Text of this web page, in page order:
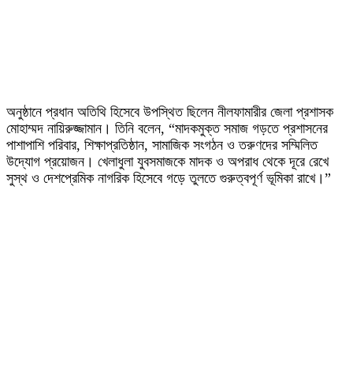
অনুষ্ঠানে প্রধান অতিথি হিসেবে উপস্থিত ছিলেন নীলফামারীর জেলা প্রশাসক
মোহাম্মদ নায়িরুজ্জামান। তিনি বলেন, “মাদকমুক্ত সমাজ গড়তে প্রশাসনের
পাশাপাশি পরিবার, শিক্ষাপ্রতিষ্ঠান, সামাজিক সংগঠন ও তরুণদের সম্মিলিত
উদ্যোগ প্রয়োজন। খেলাধুলা যুবসমাজকে মাদক ও অপরাধ থেকে দূরে রেখে
সুস্থ ও দেশপ্রেমিক নাগরিক হিসেবে গড়ে তুলতে গুরুত্বপূর্ণ ভূমিকা রাখে।”